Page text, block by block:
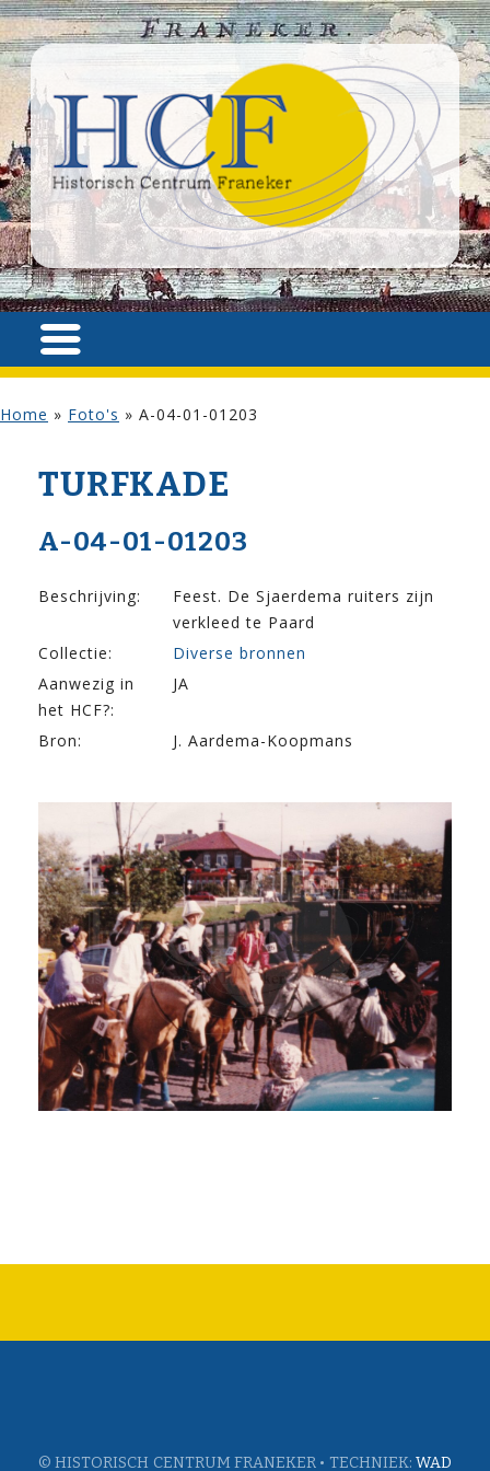
Home » Foto's » A-04-01-01203
TURFKADE
A-04-01-01203
Beschrijving:
Feest. De Sjaerdema ruiters zijn
verkleed te Paard
Collectie:
Diverse bronnen
Aanwezig in
het HCF?:
JA
Bron: J. Aardema-Koopmans
© HISTORISCH CENTRUM FRANEKER • TECHNIEK: WAD